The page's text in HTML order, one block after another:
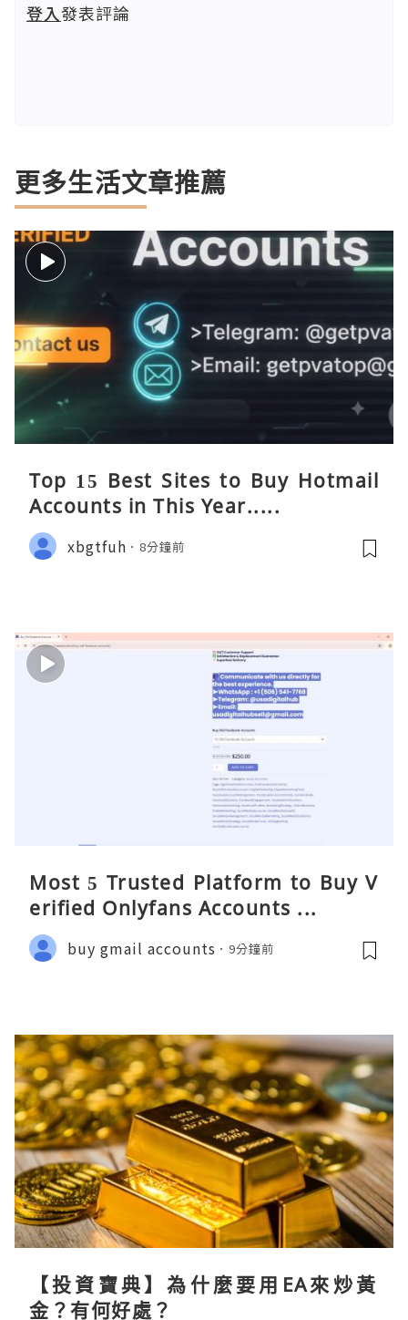
登入發表評論
更多生活文章推薦
Top 15 Best Sites to Buy Hotmail
Accounts in This Year.....
xbgtfuh 8分鐘前
Most 5 Trusted Platform to Buy V
erified Onlyfans Accounts ...
buy gmail accounts 9分鐘前
【投資寶典】為什麼要用EA來炒黃
金？有何好處？